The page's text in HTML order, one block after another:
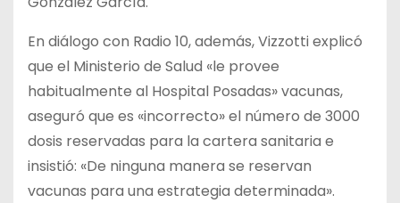
En diálogo con Radio 10, además, Vizzotti explicó
que el Ministerio de Salud «le provee
habitualmente al Hospital Posadas» vacunas,
aseguró que es «incorrecto» el número de 3000
dosis reservadas para la cartera sanitaria e
insistió: «De ninguna manera se reservan
vacunas para una estrategia determinada».